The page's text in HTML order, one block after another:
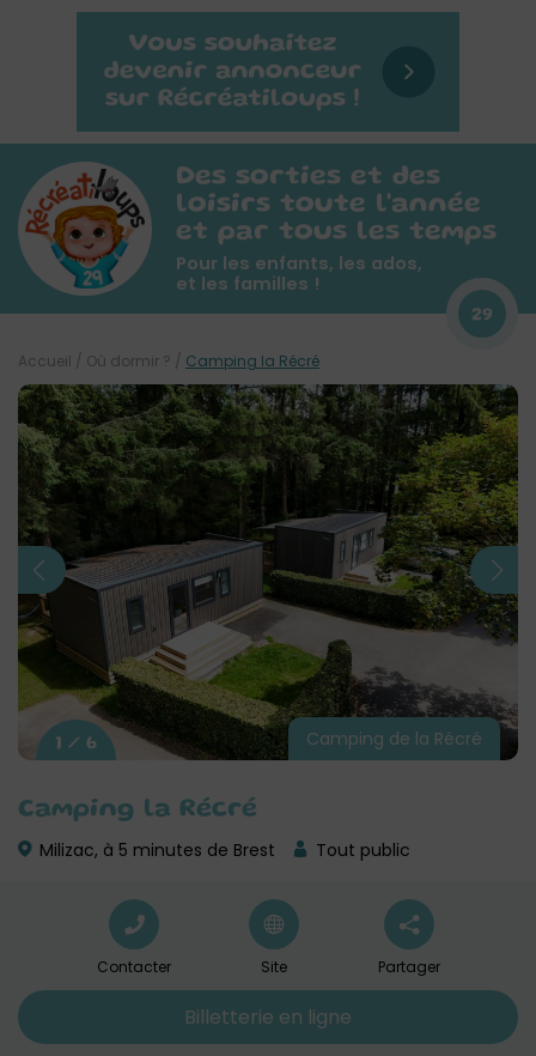
Des sorties et des
loisirs toute l'année
et par tous les temps
Pour les enfants, les ados,
et les familles !
29
Camping la Récré
Milizac, à 5 minutes de Brest Tout public
Camping de la Récré
1 / 6
Accueil / Où dormir ? / Camping la Récré
Contacter Site Partager
Billetterie en ligne